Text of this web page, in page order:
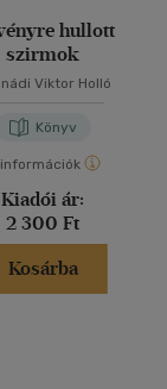
hullott
szirmok
Viktor Holló
Könyv
Kiadói ár:
2 300 Ft
Kosárba